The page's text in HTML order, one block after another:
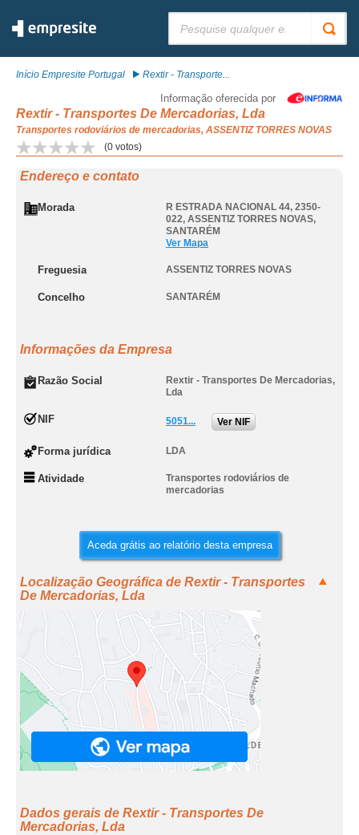
Início Empresite Portugal Rextir - Transporte...
Informação oferecida por
Rextir - Transportes De Mercadorias, Lda
Transportes rodoviários de mercadorias, ASSENTIZ TORRES NOVAS
(0 votos)
Endereço e contato
Morada
R ESTRADA NACIONAL 44, 2350-
022, ASSENTIZ TORRES NOVAS,
SANTARÉM
Ver Mapa
Freguesia ASSENTIZ TORRES NOVAS
Concelho SANTARÉM
Informações da Empresa
Razão Social
Rextir - Transportes De Mercadorias,
Lda
NIF 5051... Ver NIF
Forma jurídica LDA
Atividade
Transportes rodoviários de
mercadorias
Aceda grátis ao relatório desta empresa
Localização Geográfica de Rextir - Transportes
De Mercadorias, Lda
Dados gerais de Rextir - Transportes De
Mercadorias, Lda